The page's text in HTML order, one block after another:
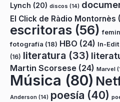
Lynch (20) discos (14)
El Click de Ràdio Montornès
escritoras (56)
fotografía (18) HBO (24) In-Edit
(16) literatura (33)
Martin Scorsese (24) Marvel
Música (80)
Anderson (14) poesía (40)